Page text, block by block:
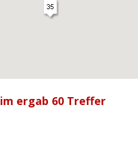
Login
ergab 60 Treffer